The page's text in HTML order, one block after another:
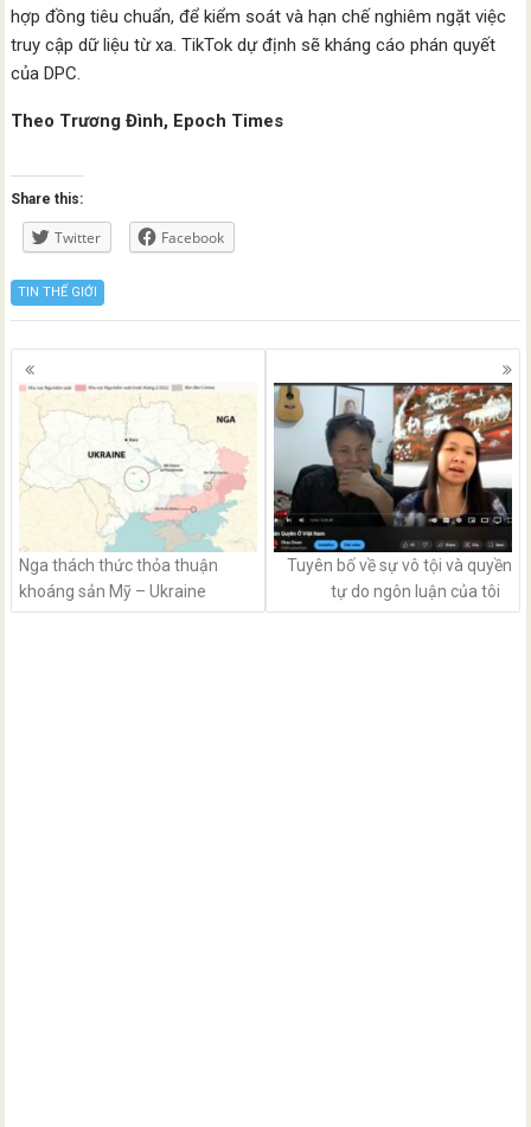
hợp đồng tiêu chuẩn, để kiểm soát và hạn chế nghiêm ngặt việc
truy cập dữ liệu từ xa. TikTok dự định sẽ kháng cáo phán quyết
của DPC.
Theo Trương Đình, Epoch Times
Share this:
Twitter Facebook
TIN THẾ GIỚI
Posts
navigation
Nga thách thức thỏa thuận
khoáng sản Mỹ – Ukraine
Tuyên bố về sự vô tội và quyền
tự do ngôn luận của tôi